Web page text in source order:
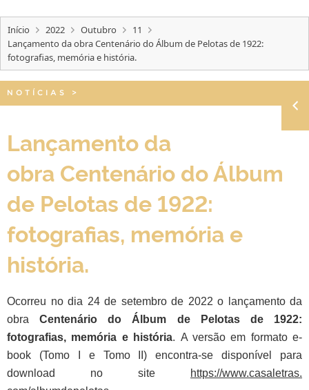
Início 2022 Outubro
11
Lançamento da obra Centenário do Álbum de Pelotas de 1922:
fotografias, memória e história.
NOTÍCIAS >
Lançamento da
obra Centenário do Álbum
de Pelotas de 1922:
fotografias, memória e
história.
Ocorreu no dia 24 de setembro de 2022 o lançamento da
obraCentenário do Álbum de Pelotas de 1922:
fotografias, memória e história. A versão em formato e-
book (Tomo I e Tomo II) encontra-se disponível para
download no site
https://www.casaletras.